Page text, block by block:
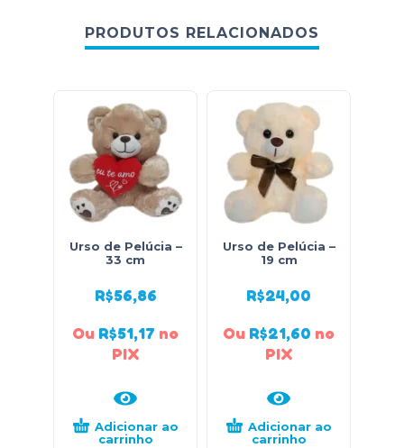
PRODUTOS RELACIONADOS
Urso de Pelúcia –
33 cm
R$56,86
Ou R$51,17 no
PIX
Adicionar ao
carrinho
Urso de Pelúcia –
19 cm
R$24,00
Ou R$21,60 no
PIX
Adicionar ao
carrinho